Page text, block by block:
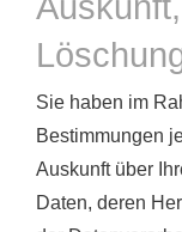
Sie haben im
Bestimmungen
Auskunft über
Daten, deren